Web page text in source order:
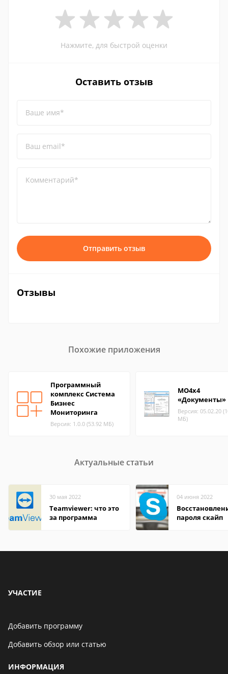
Нажмите, для быстрой оценки
Оставить отзыв
Ваше имя*
Ваш email*
Комментарий*
Отправить отзыв
Отзывы
Похожие приложения
Программный
комплекс Система
Бизнес
Мониторинга
Версия: 1.0.0 (53.92 МБ)
MO4x4
«Документы»
Версия: 05.02.20
МБ)
Актуальные статьи
30 мая 2022
Teamviewer: что это
за программа
04 июня 2022
пароля скайп
УЧАСТИЕ
Добавить программу
Добавить обзор или статью
ИНФОРМАЦИЯ